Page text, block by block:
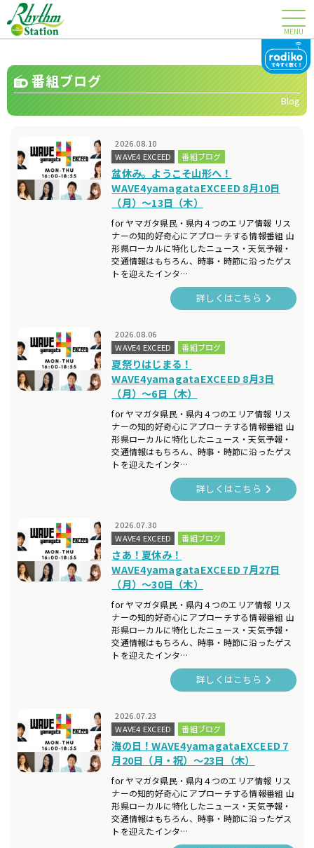
MENU
番組ブログ
Blog
2026.08.10
WAVE4 EXCEED
番組ブログ
盆休み。ようこそ山形へ！
WAVE4yamagataEXCEED 8月10日
（月）～13日（木）
for ヤマガタ県民・県内４つのエリア情報 リス
ナーの知的好奇心にアプローチする情報番組 山
形県ローカルに特化したニュース・天気予報・
交通情報はもちろん、時事・時節に沿ったゲス
トを迎えたインタ…
詳しくはこちら
2026.08.06
WAVE4 EXCEED
番組ブログ
夏祭りはじまる！
WAVE4yamagataEXCEED 8月3日
（月）～6日（木）
for ヤマガタ県民・県内４つのエリア情報 リス
ナーの知的好奇心にアプローチする情報番組 山
形県ローカルに特化したニュース・天気予報・
交通情報はもちろん、時事・時節に沿ったゲス
トを迎えたインタ…
詳しくはこちら
2026.07.30
WAVE4 EXCEED
番組ブログ
さあ！夏休み！
WAVE4yamagataEXCEED 7月27日
（月）～30日（木）
for ヤマガタ県民・県内４つのエリア情報 リス
ナーの知的好奇心にアプローチする情報番組 山
形県ローカルに特化したニュース・天気予報・
交通情報はもちろん、時事・時節に沿ったゲス
トを迎えたインタ…
詳しくはこちら
2026.07.23
WAVE4 EXCEED
番組ブログ
海の日！WAVE4yamagataEXCEED 7
月20日（月・祝）～23日（木）
for ヤマガタ県民・県内４つのエリア情報 リス
ナーの知的好奇心にアプローチする情報番組 山
形県ローカルに特化したニュース・天気予報・
交通情報はもちろん、時事・時節に沿ったゲス
トを迎えたインタ…